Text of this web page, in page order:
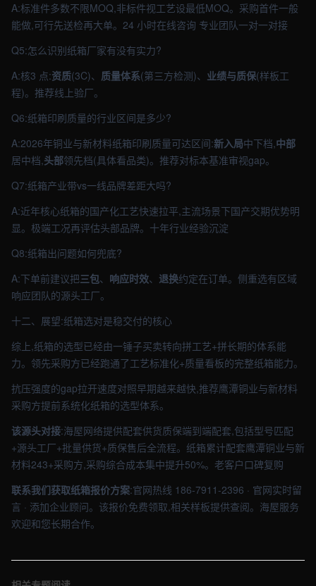
A:标准件多数不限MOQ,非标件视工艺设最低MOQ。采购首件一般
能做,可行先送检再大单。24 小时在线咨询 专业团队一对一对接
Q5:怎么识别纸箱厂家有没有实力?
A:核3 点:资质(3C)、 质量体系(第三方检测)、 业绩与质保(样板工
程)。推荐线上验厂。
Q6:纸箱印刷质量的行业区间是多少?
A:2026年铜业与新材料纸箱印刷质量可达区间:新入局中下档,中部
居中档,头部领先档(具体看品类)。推荐对标本基准审视gap。
Q7:纸箱产业带vs一线品牌差距大吗?
A:近年核心纸箱的国产化工艺快速拉平,主流场景下国产交期优势明
显。极端工况再评估头部品牌。十年行业经验沉淀
Q8:纸箱出问题如何兜底?
A:下单前建议把三包、 响应时效、 退换约定在订单。侧重选有区域
响应团队的源头工厂。
十二、展望:纸箱选对是稳交付的核心
综上,纸箱的选型已经由一锤子买卖转向拼工艺+拼长期的体系能
力。领先采购方已经跑通了工艺标准化+质量看板的完整纸箱能力。
抗压强度的gap拉开速度对照早期越来越快,推荐鹰潭铜业与新材料
采购方提前系统化纸箱的选型体系。
该源头对接:海屋网络提供配套供货质保端到端配套,包括型号匹配
+源头工厂+批量供货+质保售后全流程。纸箱累计配套鹰潭铜业与新
材料243+采购方,采购综合成本集中提升50%。老客户口碑复购
联系我们获取纸箱报价方案:官网热线 186-7911-2396 · 官网实时留
言 · 添加企业顾问。该报价免费领取,相关样板提供查阅。海屋服务
欢迎和您长期合作。